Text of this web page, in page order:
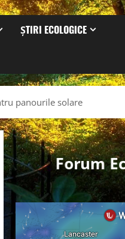
ȘTIRI ECOLOGICE
panourile solare
Forum